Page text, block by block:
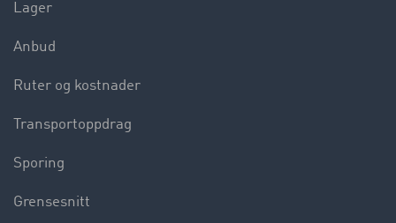
Lager
Anbud
Ruter og kostnader
Transportoppdrag
Sporing
Grensesnitt